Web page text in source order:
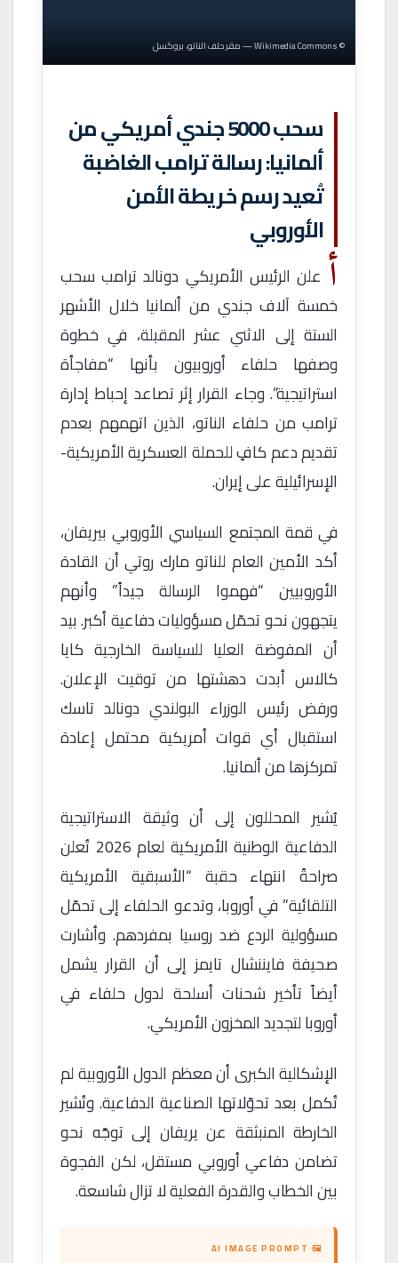
© Wikimedia Commons — مقر حلف الناتو، بروكسل
سحب 5000 جندي أمريكي من
ألمانيا: رسالة ترامب الغاضبة
تُعيد رسم خريطة الأمن
الأوروبي
أ علن الرئيس الأمريكي دونالد ترامب سحب
خمسة آلاف جندي من ألمانيا خلال الأشهر
الستة إلى الاثني عشر المقبلة، في خطوة
وصفها حلفاء أوروبيون بأنها “مفاجأة
استراتيجية”. وجاء القرار إثر تصاعد إحباط إدارة
ترامب من حلفاء الناتو، الذين اتهمهم بعدم
تقديم دعم كافٍ للحملة العسكرية الأمريكية-
الإسرائيلية على إيران.
في قمة المجتمع السياسي الأوروبي بيريفان،
أكد الأمين العام للناتو مارك روتي أن القادة
الأوروبيين “فهموا الرسالة جيداً” وأنهم
يتجهون نحو تحمّل مسؤوليات دفاعية أكبر. بيد
أن المفوضة العليا للسياسة الخارجية كايا
كالاس أبدت دهشتها من توقيت الإعلان.
ورفض رئيس الوزراء البولندي دونالد تاسك
استقبال أي قوات أمريكية محتمل إعادة
تمركزها من ألمانيا.
يُشير المحللون إلى أن وثيقة الاستراتيجية
الدفاعية الوطنية الأمريكية لعام 2026 تُعلن
صراحةً انتهاء حقبة “الأسبقية الأمريكية
التلقائية” في أوروبا، وتدعو الحلفاء إلى تحمّل
مسؤولية الردع ضد روسيا بمفردهم. وأشارت
صحيفة فايننشال تايمز إلى أن القرار يشمل
أيضاً تأخير شحنات أسلحة لدول حلفاء في
أوروبا لتجديد المخزون الأمريكي.
الإشكالية الكبرى أن معظم الدول الأوروبية لم
تُكمل بعد تحوّلاتها الصناعية الدفاعية. وتُشير
الخارطة المنبثقة عن يريفان إلى توجّه نحو
تضامن دفاعي أوروبي مستقل، لكن الفجوة
بين الخطاب والقدرة الفعلية لا تزال شاسعة.
🖼 AI IMAGE PROMPT